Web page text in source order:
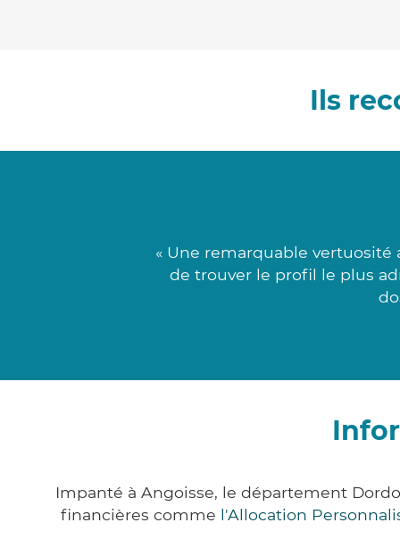
Ils
« Une remarquable
de trouver le profil le plus
Impanté à Angoisse, le département
financières comme l'Allocation